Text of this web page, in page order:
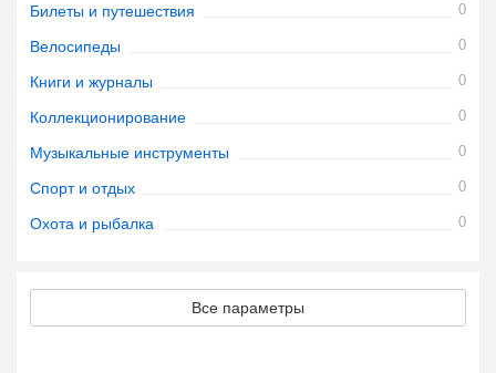
Билеты и путешествия
0
Велосипеды 0
Книги и журналы 0
Коллекционирование 0
Музыкальные инструменты 0
Спорт и отдых 0
Охота и рыбалка 0
Все параметры